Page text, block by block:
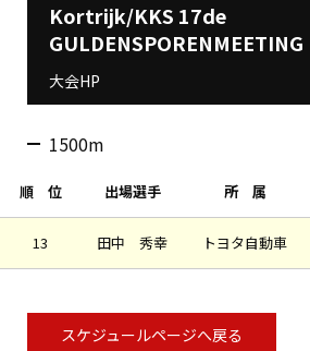
Kortrijk/KKS 17de
GULDENSPORENMEETING
大会HP
1500m
順 位 出場選手 所 属
13 田中 秀幸 トヨタ自動車
スケジュールページへ戻る